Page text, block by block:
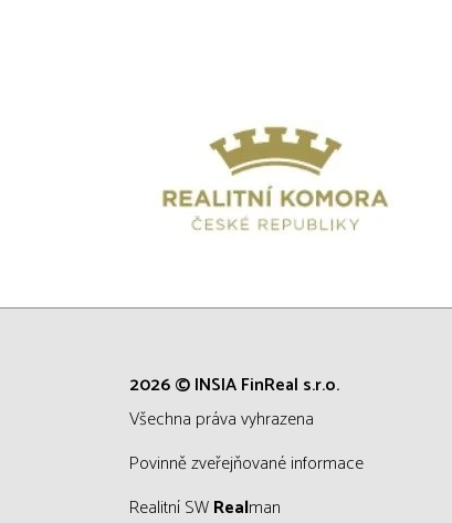
2026 © INSIA FinReal s.r.o.
všechna práva vyhrazena
Povinně zveřejňované informace
Realitní SWRealman